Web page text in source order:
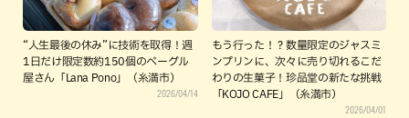
“人生最後の休み”に技術を取得！週
1日だけ限定数約150個のベーグル
屋さん「Lana Pono」（糸満市）
2026/04/14
もう行った！？数量限定のジャスミ
ンプリンに、次々に売り切れるこだ
わりの生菓子！珍品堂の新たな挑戦
「KOJO CAFE」（糸満市）
2026/04/01